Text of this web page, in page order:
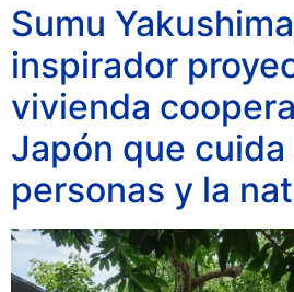
Sumu
inspirador
vivienda
Japón que cuida
personas y la